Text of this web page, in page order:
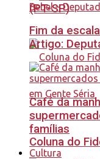
(PT-SP)
Coluna do
Fim da
Artigo:
Café da
famílias
Cultura